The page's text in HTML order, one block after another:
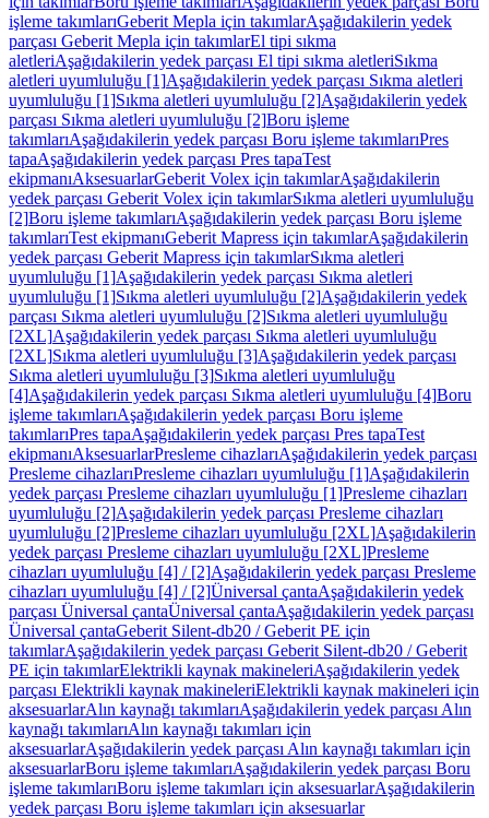
işleme takımlarıGeberit Mepla için takımlarAşağıdakilerin yedek
parçası Geberit Mepla için takımlarEl tipi sıkma
aletleriAşağıdakilerin yedek parçası El tipi sıkma aletleriSıkma
aletleri uyumluluğu [1]Aşağıdakilerin yedek parçası Sıkma aletleri
uyumluluğu [1]Sıkma aletleri uyumluluğu [2]Aşağıdakilerin yedek
parçası Sıkma aletleri uyumluluğu [2]Boru işleme
takımlarıAşağıdakilerin yedek parçası Boru işleme takımlarıPres
tapaAşağıdakilerin yedek parçası Pres tapaTest
ekipmanıAksesuarlarGeberit Volex için takımlarAşağıdakilerin
yedek parçası Geberit Volex için takımlarSıkma aletleri uyumluluğu
[2]Boru işleme takımlarıAşağıdakilerin yedek parçası Boru işleme
takımlarıTest ekipmanıGeberit Mapress için takımlarAşağıdakilerin
yedek parçası Geberit Mapress için takımlarSıkma aletleri
uyumluluğu [1]Aşağıdakilerin yedek parçası Sıkma aletleri
uyumluluğu [1]Sıkma aletleri uyumluluğu [2]Aşağıdakilerin yedek
parçası Sıkma aletleri uyumluluğu [2]Sıkma aletleri uyumluluğu
[2XL]Aşağıdakilerin yedek parçası Sıkma aletleri uyumluluğu
[2XL]Sıkma aletleri uyumluluğu [3]Aşağıdakilerin yedek parçası
Sıkma aletleri uyumluluğu [3]Sıkma aletleri uyumluluğu
[4]Aşağıdakilerin yedek parçası Sıkma aletleri uyumluluğu [4]Boru
işleme takımlarıAşağıdakilerin yedek parçası Boru işleme
takımlarıPres tapaAşağıdakilerin yedek parçası Pres tapaTest
ekipmanıAksesuarlarPresleme cihazlarıAşağıdakilerin yedek parçası
Presleme cihazlarıPresleme cihazları uyumluluğu [1]Aşağıdakilerin
yedek parçası Presleme cihazları uyumluluğu [1]Presleme cihazları
uyumluluğu [2]Aşağıdakilerin yedek parçası Presleme cihazları
uyumluluğu [2]Presleme cihazları uyumluluğu [2XL]Aşağıdakilerin
yedek parçası Presleme cihazları uyumluluğu [2XL]Presleme
cihazları uyumluluğu [4] / [2]Aşağıdakilerin yedek parçası Presleme
cihazları uyumluluğu [4] / [2]Üniversal çantaAşağıdakilerin yedek
parçası Üniversal çantaÜniversal çantaAşağıdakilerin yedek parçası
Üniversal çantaGeberit Silent-db20 / Geberit PE için
takımlarAşağıdakilerin yedek parçası Geberit Silent-db20 / Geberit
PE için takımlarElektrikli kaynak makineleriAşağıdakilerin yedek
parçası Elektrikli kaynak makineleriElektrikli kaynak makineleri için
aksesuarlarAlın kaynağı takımlarıAşağıdakilerin yedek parçası Alın
kaynağı takımlarıAlın kaynağı takımları için
aksesuarlarAşağıdakilerin yedek parçası Alın kaynağı takımları için
aksesuarlarBoru işleme takımlarıAşağıdakilerin yedek parçası Boru
işleme takımlarıBoru işleme takımları için aksesuarlarAşağıdakilerin
yedek parçası Boru işleme takımları için aksesuarlar